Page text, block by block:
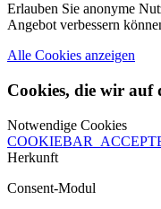
Erlauben Sie anonyme
Angebot verbessern
Alle Cookies anzeigen
Cookies, die wir auf
Notwendige Cookies
Herkunft
Consent-Modul